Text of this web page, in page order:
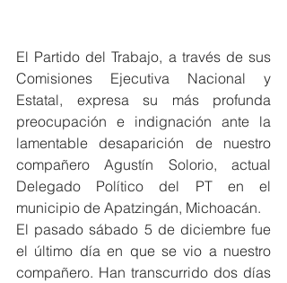
El Partido del Trabajo, a través de sus
Comisiones Ejecutiva Nacional y
Estatal, expresa su más profunda
preocupación e indignación ante la
lamentable desaparición de nuestro
compañero Agustín Solorio, actual
Delegado Político del PT en el
municipio de Apatzingán, Michoacán.
El pasado sábado 5 de diciembre fue
el último día en que se vio a nuestro
compañero. Han transcurrido dos días